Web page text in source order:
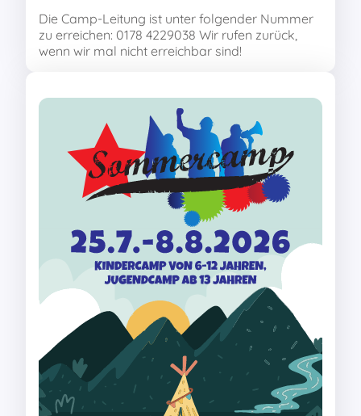
Die Camp-Leitung ist unter folgender Nummer
zu erreichen: 0178 4229038 Wir rufen zurück,
wenn wir mal nicht erreichbar sind!